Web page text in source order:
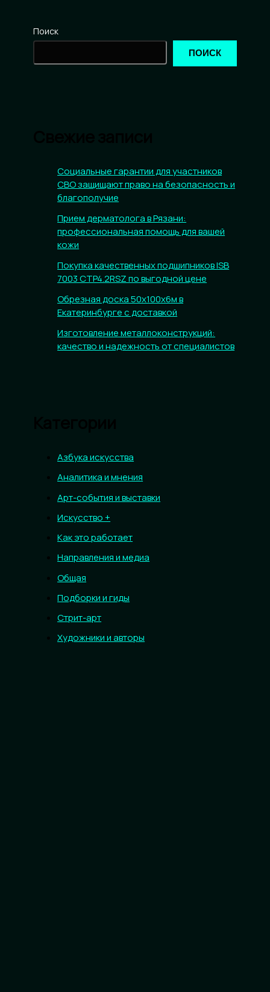
Поиск
ПОИСК
Социальные гарантии для участников
СВО защищают право на безопасность и
благополучие
Прием дерматолога в Рязани:
профессиональная помощь для вашей
кожи
Покупка качественных подшипников ISB
7003 CTP4.2RSZ по выгодной цене
Обрезная доска 50х100х6м в
Екатеринбурге с доставкой
Изготовление металлоконструкций:
качество и надежность от специалистов
Азбука искусства
Аналитика и мнения
Арт-события и выставки
Искусство +
Как это работает
Направления и медиа
Общая
Подборки и гиды
Стрит-арт
Художники и авторы